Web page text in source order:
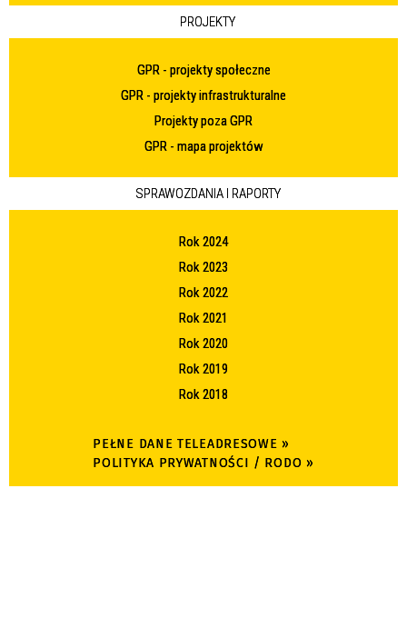
PROJEKTY
GPR - projekty społeczne
GPR - projekty infrastrukturalne
Projekty poza GPR
GPR - mapa projektów
SPRAWOZDANIA I RAPORTY
Rok 2024
Rok 2023
Rok 2022
Rok 2021
Rok 2020
Rok 2019
Rok 2018
PEŁNE DANE TELEADRESOWE »
POLITYKA PRYWATNOŚCI / RODO »